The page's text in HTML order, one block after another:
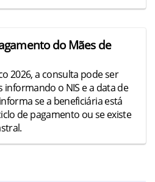
do Mães de
2026, a consulta pode ser
informando o NIS e a data de
se a beneficiária está
de pagamento ou se existe